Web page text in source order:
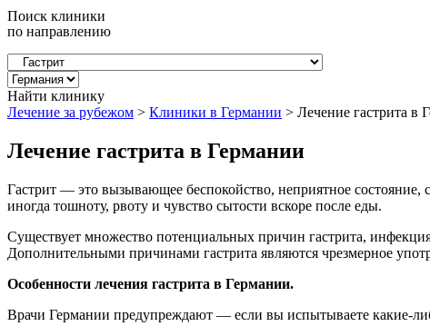
Поиск клиники
по направлению
Найти клинику
Лечение за рубежом > Клиники в Германии > Лечение гастрита в
Лечение гастрита в Германии
Гастрит — это вызывающее беспокойство, неприятное
иногда тошноту, рвоту и чувство сытости вскоре после еды.
Существует множество потенциальных причин гастрита,
Дополнительными причинами гастрита являются чрезмерное
Особенности лечения гастрита в Германии.
Врачи Германии предупреждают — если вы испытываете какие-